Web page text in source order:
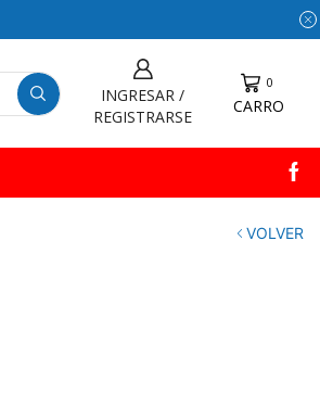
INGRESAR /
REGISTRARSE
0
CARRO
VOLVER